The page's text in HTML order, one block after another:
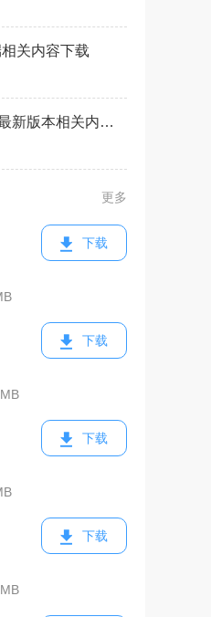
关内容下载
联友出行司机端app最新版本相关内容下载
更多
下载
下载
下载
下载